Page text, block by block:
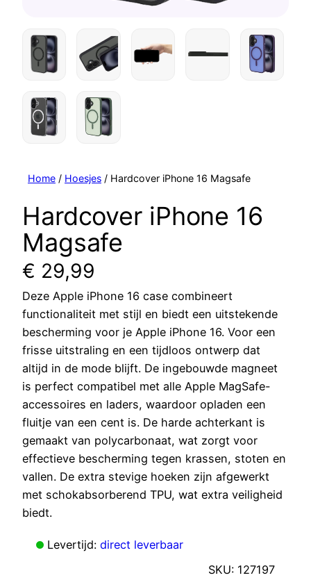
Home / Hoesjes / Hardcover iPhone 16 Magsafe
Hardcover iPhone 16
Magsafe
€ 29,99
Deze Apple iPhone 16 case combineert
functionaliteit met stijl en biedt een uitstekende
bescherming voor je Apple iPhone 16. Voor een
frisse uitstraling en een tijdloos ontwerp dat
altijd in de mode blijft. De ingebouwde magneet
is perfect compatibel met alle Apple MagSafe-
accessoires en laders, waardoor opladen een
fluitje van een cent is. De harde achterkant is
gemaakt van polycarbonaat, wat zorgt voor
effectieve bescherming tegen krassen, stoten en
vallen. De extra stevige hoeken zijn afgewerkt
met schokabsorberend TPU, wat extra veiligheid
biedt.
Levertijd: direct leverbaar
SKU: 127197